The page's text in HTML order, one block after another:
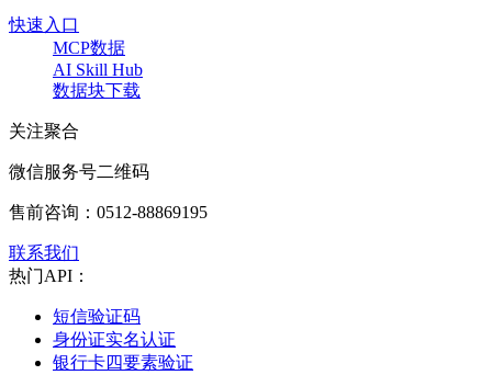
快速入口
MCP数据
AI Skill Hub
数据块下载
关注聚合
微信服务号二维码
售前咨询： 0512-88869195
联系我们
热门API：
短信验证码
身份证实名认证
银行卡四要素验证